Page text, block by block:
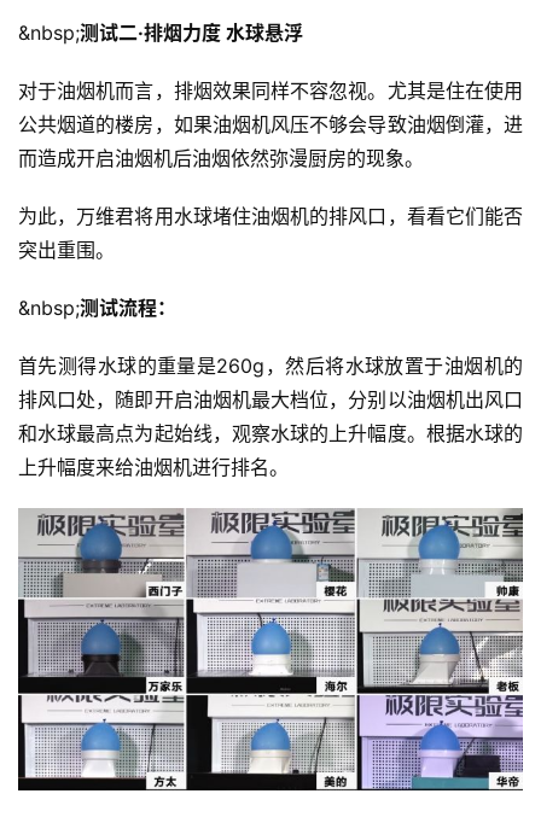
投
稿
每
日
好
&nbsp;测试二·排烟力度 水球悬浮
对于油烟机而言，排烟效果同样不容忽视。尤其是住在使用
公共烟道的楼房，如果油烟机风压不够会导致油烟倒灌，进
而造成开启油烟机后油烟依然弥漫厨房的现象。
为此，万维君将用水球堵住油烟机的排风口，看看它们能否
突出重围。
&nbsp;测试流程：
首先测得水球的重量是260g，然后将水球放置于油烟机的
排风口处，随即开启油烟机最大档位，分别以油烟机出风口
和水球最高点为起始线，观察水球的上升幅度。根据水球的
上升幅度来给油烟机进行排名。